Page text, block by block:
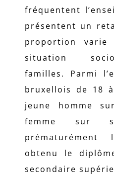
fréquentent
présentent un
proportion varie
situation
familles. Parmi
bruxellois de 18
jeune homme
femme sur
prématurément
obtenu le
secondaire